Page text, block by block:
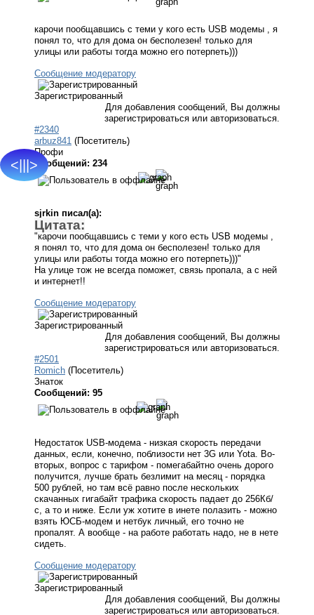
<|||>
карочи пообщавшись с теми у кого есть USB модемы , я
понял то, что для дома он бесполезен! только для
улицы или работы тогда можно его потерпеть)))
Сообщение модератору
Зарегистрированный
Для добавления сообщений, Вы должны
зарегистрироваться или авторизоваться.
#2340
arbuz841 (Посетитель)
Профи
Сообщений: 234
sjrkin писал(а):
Цитата:
"карочи пообщавшись с теми у кого есть USB модемы ,
я понял то, что для дома он бесполезен! только для
улицы или работы тогда можно его потерпеть)))"
На улице тож не всегда поможет, связь пропала, а с ней
и интернет!!
Сообщение модератору
Зарегистрированный
Для добавления сообщений, Вы должны
зарегистрироваться или авторизоваться.
#2501
Romich (Посетитель)
Знаток
Сообщений: 95
Недостаток USB-модема - низкая скорость передачи
данных, если, конечно, поблизости нет 3G или Yota. Во-
вторых, вопрос с тарифом - помегабайтно очень дорого
получится, лучше брать безлимит на месяц - порядка
500 рублей, но там всё равно после нескольких
скачанных гигабайт трафика скорость падает до 256Кб/
с, а то и ниже. Если уж хотите в инете полазить - можно
взять ЮСБ-модем и нетбук личный, его точно не
пропалят. А вообще - на работе работать надо, не в нете
сидеть.
Сообщение модератору
Зарегистрированный
Для добавления сообщений, Вы должны
зарегистрироваться или авторизоваться.